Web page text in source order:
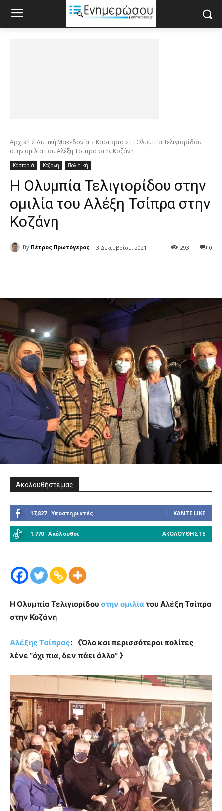
Αρχική Δυτική Μακεδονία Καστοριά
Η Ολυμπία Τελιγιορίδου
στην ομιλία του Αλέξη Τσίπρα στην Κοζάνη
Καστοριά Κοζάνη Πολιτική
Η Ολυμπία Τελιγιορίδου στην
ομιλία του Αλέξη Τσίπρα στην
Κοζάνη
By Πέτρος Πρωτόγερος 3 Δεκεμβρίου, 2021 0
293
Ακολουθήστε μας
17,827 Υποστηρικτές ΚΆΝΤΕ LIKE
1,770 Ακόλουθοι ΑΚΟΛΟΥΘΉΣΤΕ
Η Ολυμπία Τελιγιορίδου στην ομιλία του Αλέξη Τσίπρα
στην Κοζάνη
Αλέξης Τσίπρας: 《Όλο και περισσότεροι πολίτες
λένε “όχι πια, δεν πάει άλλο” 》